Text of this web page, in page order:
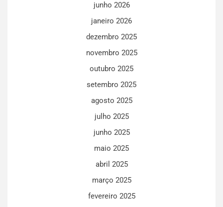
junho 2026
janeiro 2026
dezembro 2025
novembro 2025
outubro 2025
setembro 2025
agosto 2025
julho 2025
junho 2025
maio 2025
abril 2025
março 2025
fevereiro 2025